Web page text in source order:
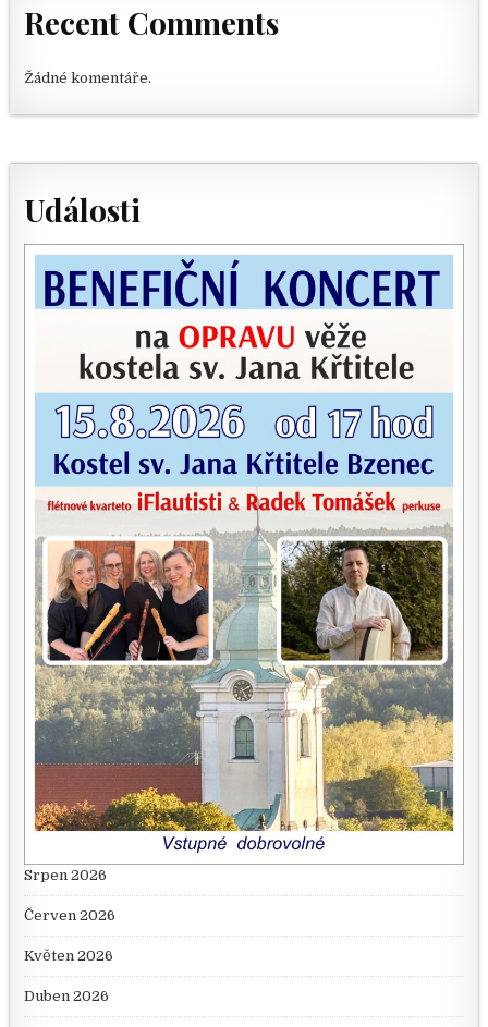
Recent Comments
Žádné komentáře.
Události
Srpen 2026
Červen 2026
Květen 2026
Duben 2026